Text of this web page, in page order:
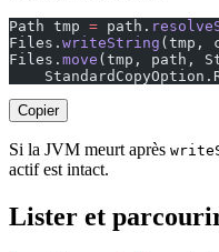
Path tmp = path.
Files. writeString (tmp,
Files. move (tmp, path,
Copier
Si la JVM meurt après
actif est intact.
Lister et